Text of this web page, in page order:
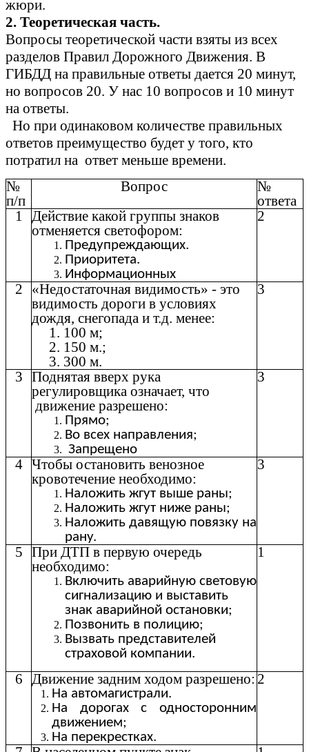
жюри.
2. Теоретическая часть.
Вопросы теоретической части взяты из всех
разделов Правил Дорожного Движения. В
ГИБДД на правильные ответы дается 20 минут,
но вопросов 20. У нас 10 вопросов и 10 минут
на ответы.
Но при одинаковом количестве правильных
ответов преимущество будет у того, кто
потратил на ответ меньше времени.
№
п/п
Вопрос
№
ответа
1 Действие какой группы знаков
отменяется светофором:
Предупреждающих.
Приоритета.
Информационных
2
2
«Недостаточная видимость» - это
видимость дороги в условиях
дождя, снегопада и т.д. менее:
1. 100 м;
2. 150 м.;
3. 300 м.
3
3 Поднятая вверх рука
регулировщика означает, что
движение разрешено:
Прямо;
Во всех направления;
Запрещено
3
4 Чтобы остановить венозное
кровотечение необходимо:
Наложить жгут выше раны;
Наложить жгут ниже раны;
Наложить давящую повязку на
рану.
3
5 При ДТП в первую очередь
необходимо:
Включить аварийную световую
сигнализацию и выставить
знак аварийной остановки;
Позвонить в полицию;
Вызвать представителей
страховой компании.
1
6 Движение задним ходом разрешено:
На автомагистрали.
На дорогах с односторонним
движением;
На перекрестках.
2